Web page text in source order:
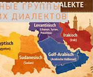
ГРУППЫ
ДИАЛЕКТОВ